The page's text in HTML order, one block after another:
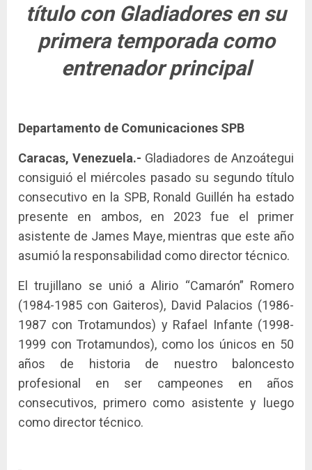
título con Gladiadores en su
primera temporada como
entrenador principal
Departamento de Comunicaciones SPB
Caracas, Venezuela.- Gladiadores de Anzoátegui
consiguió el miércoles pasado su segundo título
consecutivo en la SPB, Ronald Guillén ha estado
presente en ambos, en 2023 fue el primer
asistente de James Maye, mientras que este año
asumió la responsabilidad como director técnico.
El trujillano se unió a Alirio “Camarón” Romero
(1984-1985 con Gaiteros), David Palacios (1986-
1987 con Trotamundos) y Rafael Infante (1998-
1999 con Trotamundos), como los únicos en 50
años de historia de nuestro baloncesto
profesional en ser campeones en años
consecutivos, primero como asistente y luego
como director técnico.